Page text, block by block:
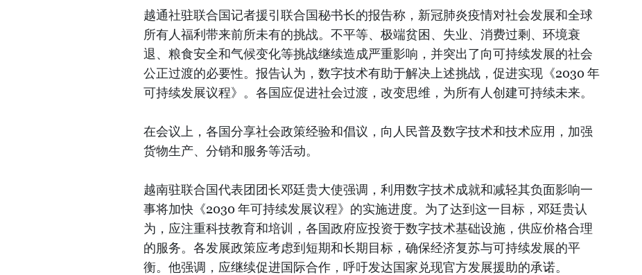
越通社驻联合国记者援引联合国秘书长的报告称，新冠肺炎疫情对社会发展和全球
所有人福利带来前所未有的挑战。不平等、极端贫困、失业、消费过剩、环境衰
退、粮食安全和气候变化等挑战继续造成严重影响，并突出了向可持续发展的社会
公正过渡的必要性。报告认为，数字技术有助于解决上述挑战，促进实现《2030 年
可持续发展议程》。各国应促进社会过渡，改变思维，为所有人创建可持续未来。
在会议上，各国分享社会政策经验和倡议，向人民普及数字技术和技术应用，加强
货物生产、分销和服务等活动。
越南驻联合国代表团团长邓廷贵大使强调，利用数字技术成就和减轻其负面影响一
事将加快《2030 年可持续发展议程》的实施进度。为了达到这一目标，邓廷贵认
为，应注重科技教育和培训，各国政府应投资于数字技术基础设施，供应价格合理
的服务。各发展政策应考虑到短期和长期目标，确保经济复苏与可持续发展的平
衡。他强调，应继续促进国际合作，呼吁发达国家兑现官方发展援助的承诺。